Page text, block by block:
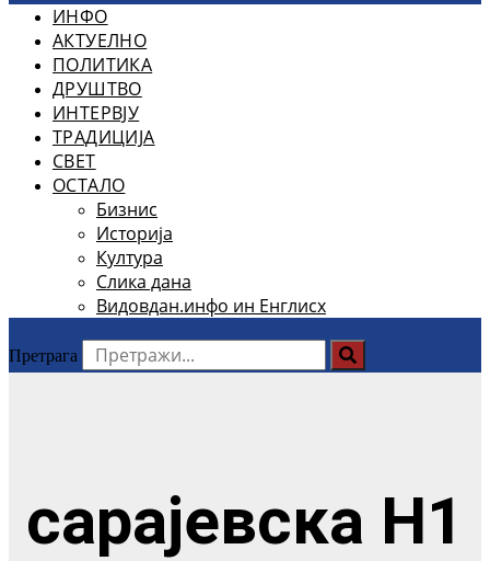
ИНФО
АКТУЕЛНО
ПОЛИТИКА
ДРУШТВО
ИНТЕРВЈУ
ТРАДИЦИЈА
СВЕТ
ОСТАЛО
Бизнис
Историја
Култура
Слика дана
Видовдан.инфо ин Енглисх
Претрага
сарајевска Н1